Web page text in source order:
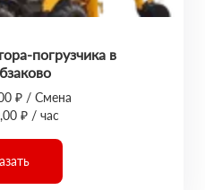
погрузчика в
₽ / Смена
₽ / час